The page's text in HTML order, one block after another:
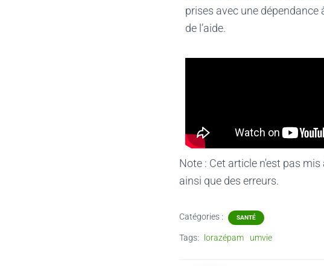
prises avec une
de l’aide.
Note : Cet article n'est pas
ainsi que des erreurs.
Catégories : SANTÉ
Tags: lorazépam umvie